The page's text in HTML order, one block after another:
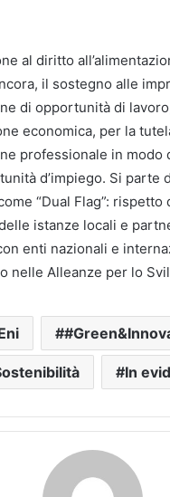
al diritto
il sostegno alle
di opportunità di
economica, per la
professionale in modo
d’impiego. Si parte
“Dual Flag”:
istanze locali e
enti nazionali e
nelle Alleanze per lo
In